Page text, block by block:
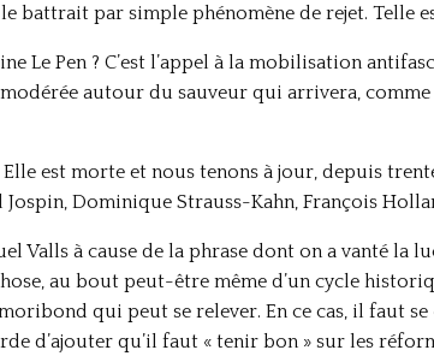
battrait par simple phénomène de rejet. Telle
Le Pen ? C’est l’appel à la mobilisation
autour du sauveur qui arrivera,
est morte et nous tenons à jour, depuis
Dominique Strauss-Kahn, François
Valls à cause de la phrase dont on a vanté la
au bout peut-être même d’un cycle
qui peut se relever. En ce cas, il faut
d’ajouter qu’il faut « tenir bon » sur les